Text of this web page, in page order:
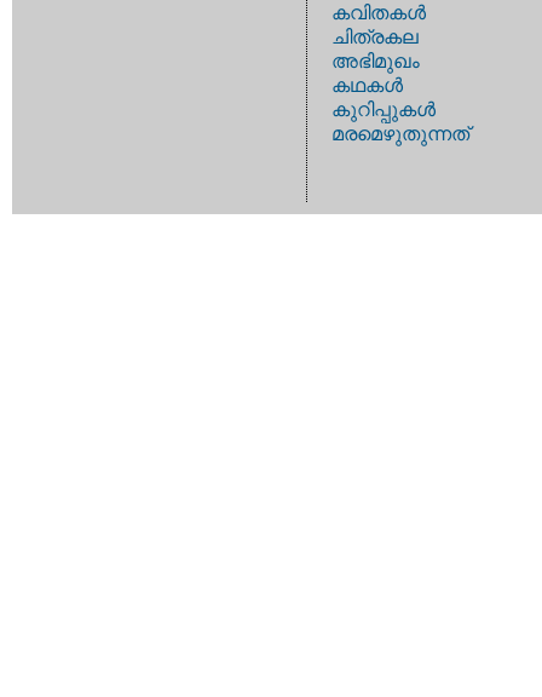
കവിതകള്‍
ചിത്രകല
അഭിമുഖം
കഥകള്‍
കുറിപ്പുകള്‍
മരമെഴുതുന്നത്